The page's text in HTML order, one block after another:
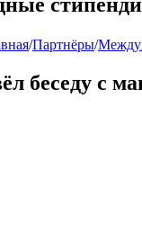
/Партнёры/
беседу с